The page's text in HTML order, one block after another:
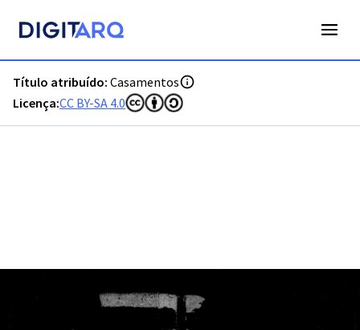
Título atribuído: Casamentos
Licença:CC BY-SA 4.0